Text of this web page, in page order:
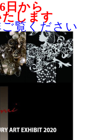
日から
たします
覧ください